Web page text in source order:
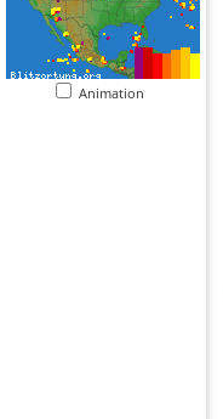
Animation